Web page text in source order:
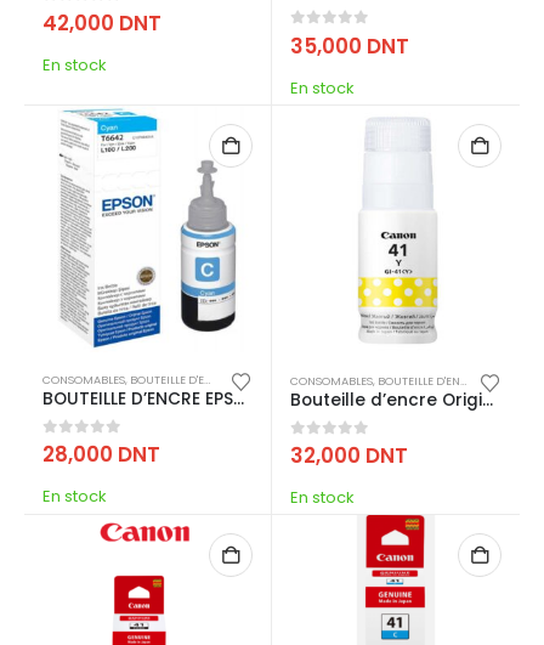
0out of 5
42,000 DNT
En stock
0 out of 5
35,000 DNT
En stock
CONSOMABLES, BOUTEILLE D'ENCRE ,IMPRESSION
BOUTEILLE D’ENCRE EPSON T6642 CYAN 70ML
0out of 5
28,000 DNT
En stock
CONSOMABLES, BOUTEILLE D'ENCRE ,
Bouteille d’encre Original CANON GI-41
0out of 5
32,000 DNT
En stock